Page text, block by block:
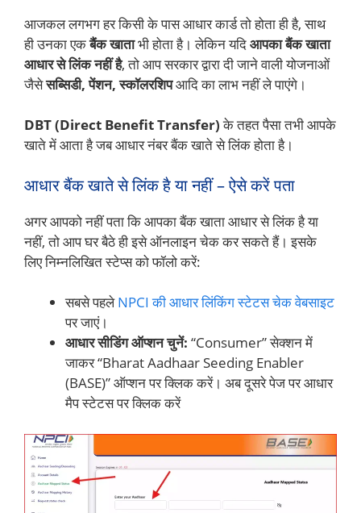
आजकल लगभग हर किसी के पास आधार कार्ड तो होता ही है, साथ
ही उनका एकबैंक खाताभी होता है। लेकिन यदिआपका बैंक खाता
आधार से लिंक नहीं है, तो आप सरकार द्वारा दी जाने वाली योजनाओं
जैसेसब्सिडी, पेंशन, स्कॉलरशिपआदि का लाभ नहीं ले पाएंगे।
DBT (Direct Benefit Transfer)के तहत पैसा तभी आपके
खाते में आता है जब आधार नंबर बैंक खाते से लिंक होता है।
आधार बैंक खाते से लिंक है या नहीं – ऐसे करें पता
अगर आपको नहीं पता कि आपका बैंक खाता आधार से लिंक है या
नहीं, तो आप घर बैठे ही इसे ऑनलाइन चेक कर सकते हैं। इसके
लिए निम्नलिखित स्टेप्स को फॉलो करें:
सबसे पहलेNPCI की आधार लिंकिंग स्टेटस चेक वेबसाइट
पर जाएं।
आधार सीडिंग ऑप्शन चुनें: “Consumer” सेक्शन में
जाकर “Bharat Aadhaar Seeding Enabler
(BASE)” ऑप्शन पर क्लिक करें। अब दूसरे पेज पर आधार
मैप स्टेटस पर क्लिक करें